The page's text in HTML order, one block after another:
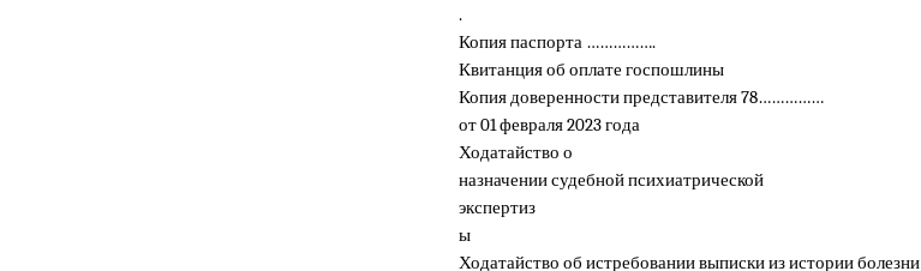
.
Копия паспорта …………….
Квитанция об оплате госпошлины
Копия доверенности представителя 78……………
от 01 февраля 2023 года
Ходатайство о
назначении судебной психиатрической
экспертиз
ы
Ходатайство об истребовании выписки из истории болезни